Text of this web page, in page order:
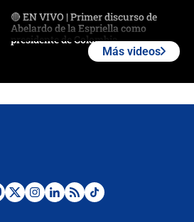
🔴 EN VIVO | Primer discurso de
Abelardo de la Espriella como
presidente de Colombia
Desde dermatitis hasta infecciones:
Más videos